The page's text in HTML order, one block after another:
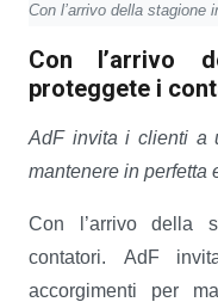
Con l’arrivo della stagione
Con l’arrivo
proteggete i
AdF invita i clienti a
mantenere in perfetta
Con l’arrivo della
contatori. AdF
accorgimenti per